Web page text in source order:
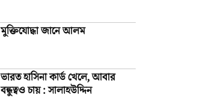
মুক্তিযোদ্ধা জানে আলম
ভারত হাসিনা কার্ড খেলে, আবার
বন্ধুত্বও চায় : সালাহউদ্দিন